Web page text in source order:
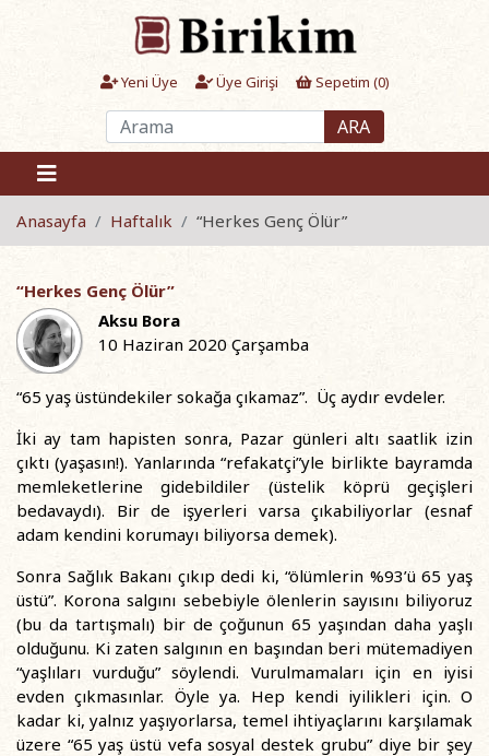
Yeni Üye Üye Girişi Sepetim (0)
ARA
Anasayfa Haftalık “Herkes Genç Ölür”
“Herkes Genç Ölür”
Aksu Bora
10 Haziran 2020 Çarşamba
“65 yaş üstündekiler sokağa çıkamaz”. Üç aydır evdeler.
İki ay tam hapisten sonra, Pazar günleri altı saatlik izin
çıktı (yaşasın!). Yanlarında “refakatçi”yle birlikte bayramda
memleketlerine gidebildiler (üstelik köprü geçişleri
bedavaydı). Bir de işyerleri varsa çıkabiliyorlar (esnaf
adam kendini korumayı biliyorsa demek).
Sonra Sağlık Bakanı çıkıp dedi ki, “ölümlerin %93’ü 65 yaş
üstü”. Korona salgını sebebiyle ölenlerin sayısını biliyoruz
(bu da tartışmalı) bir de çoğunun 65 yaşından daha yaşlı
olduğunu. Ki zaten salgının en başından beri mütemadiyen
“yaşlıları vurduğu” söylendi. Vurulmamaları için en iyisi
evden çıkmasınlar. Öyle ya. Hep kendi iyilikleri için. O
kadar ki, yalnız yaşıyorlarsa, temel ihtiyaçlarını karşılamak
üzere “65 yaş üstü vefa sosyal destek grubu” diye bir şey